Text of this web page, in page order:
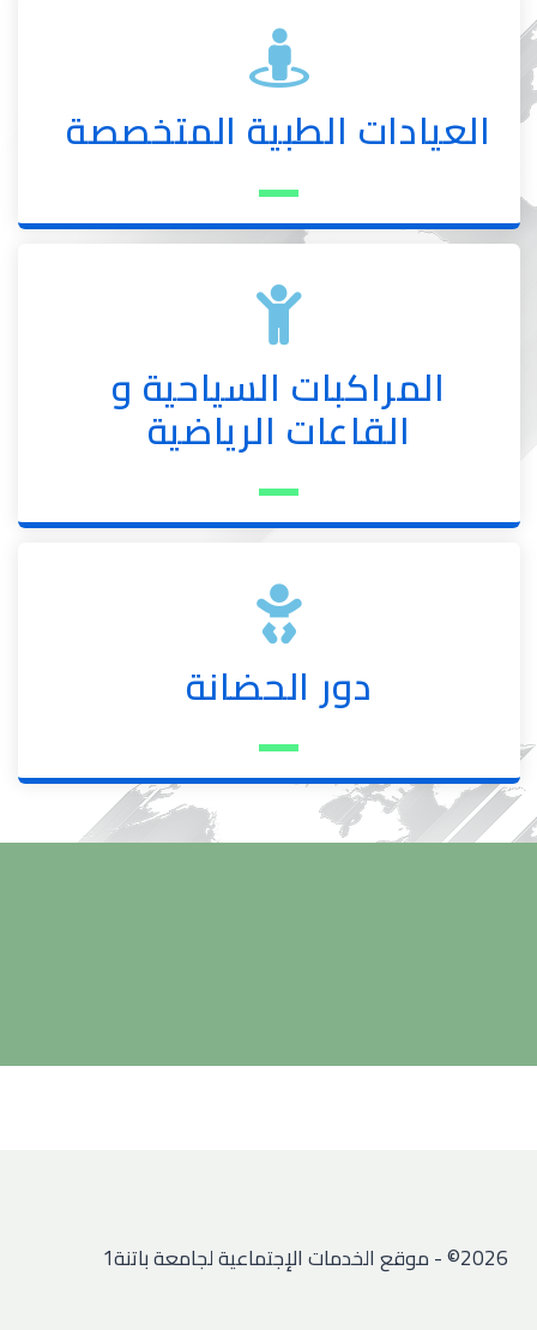
العيادات الطبية المتخصصة
المراكبات السياحية و
القاعات الرياضية
دور الحضانة
2026© - موقع الخدمات الإجتماعية لجامعة باتنة1